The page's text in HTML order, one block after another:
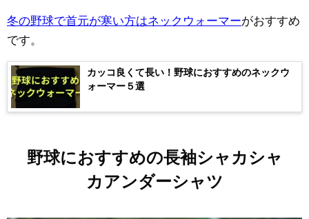
冬の野球で首元が寒い方はネックウォーマーがおすすめ
です。
カッコ良くて長い！野球におすすめのネックウ
ォーマー５選
野球におすすめの長袖シャカシャ
カアンダーシャツ